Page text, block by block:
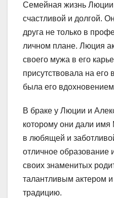
Семейная жизнь
счастливой и долгой.
друга не только в
личном плане. Люция
своего мужа в его
присутствовала на его
была его
В браке у Люции и
которому они дали
в любящей и
отличное образование
своих знаменитых
талантливым актером
традицию.